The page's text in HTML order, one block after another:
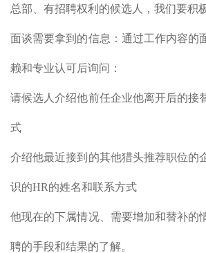
总部、有招聘权利的候选人，我们要积
面谈需要拿到的信息：通过工作内容的
赖和专业认可后询问：
请候选人介绍他前任企业他离开后的接
式
介绍他最近接到的其他猎头推荐职位的
识的HR的姓名和联系方式
他现在的下属情况、需要增加和替补的
聘的手段和结果的了解。